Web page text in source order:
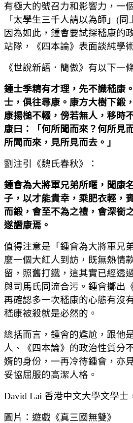
有極大的號召力和影響力，一
「太學生三千人請以為師」(
因為如此，鍾會要試探嵇康的
站隊，《四本論》表面談純學
《世說新語．簡傲》有以下一
鍾士季精有才理，先不識嵇康
士，俱往尋康。康方大樹下鍛
康揚槌不輟，傍若無人，移時
康曰：「何所聞而來？何所見
所聞而來，見所見而去。」
劉注引《魏氏春秋》：
鍾會為大將軍兄弟所暱，聞康
子，以才能貴幸，乘肥衣輕，
而鍛，會至不為之禮，會深銜
遂譖康焉。
值得注意是「鍾會為大將軍兄
麼一個大紅人到訪，既無熱情
留，照舊打鐵，這其實已經透
與司馬氏同流合污。鍾會擲出
再確認多一次嵇康的心態有沒
嵇康被殺就是必然的。
總括而言，鍾會的尷尬，跟他
人、《四本論》的政治性質分
婿的身份，一再冷待鍾會，亦
妥協屈服的高潔人格。
David Lai 香港中文大學文學士
圖片：遊戲《真三國無雙》